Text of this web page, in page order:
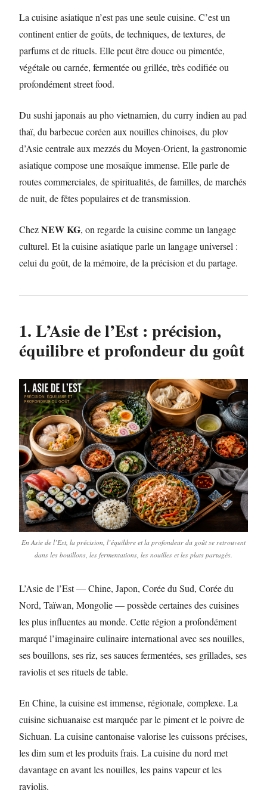
La cuisine asiatique n’est pas une seule cuisine. C’est un
continent entier de goûts, de techniques, de textures, de
parfums et de rituels. Elle peut être douce ou pimentée,
végétale ou carnée, fermentée ou grillée, très codifiée ou
profondément street food.
Du sushi japonais au pho vietnamien, du curry indien au pad
thaï, du barbecue coréen aux nouilles chinoises, du plov
d’Asie centrale aux mezzés du Moyen-Orient, la gastronomie
asiatique compose une mosaïque immense. Elle parle de
routes commerciales, de spiritualités, de familles, de marchés
de nuit, de fêtes populaires et de transmission.
ChezNEW KG, on regarde la cuisine comme un langage
culturel. Et la cuisine asiatique parle un langage universel :
celui du goût, de la mémoire, de la précision et du partage.
1. L’Asie de l’Est : précision,
équilibre et profondeur du goût
En Asie de l’Est, la précision, l’équilibre et la profondeur du goût se retrouvent
dans les bouillons, les fermentations, les nouilles et les plats partagés.
L’Asie de l’Est — Chine, Japon, Corée du Sud, Corée du
Nord, Taïwan, Mongolie — possède certaines des cuisines
les plus influentes au monde. Cette région a profondément
marqué l’imaginaire culinaire international avec ses nouilles,
ses bouillons, ses riz, ses sauces fermentées, ses grillades, ses
raviolis et ses rituels de table.
En Chine, la cuisine est immense, régionale, complexe. La
cuisine sichuanaise est marquée par le piment et le poivre de
Sichuan. La cuisine cantonaise valorise les cuissons précises,
les dim sum et les produits frais. La cuisine du nord met
davantage en avant les nouilles, les pains vapeur et les
raviolis.